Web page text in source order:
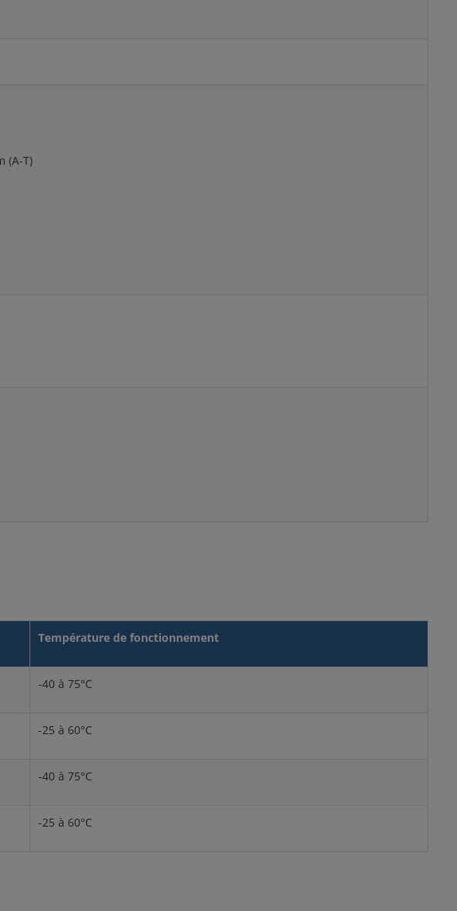
(A-T)
Température de fonctionnement
-40 à 75°C
-25 à 60°C
-40 à 75°C
-25 à 60°C